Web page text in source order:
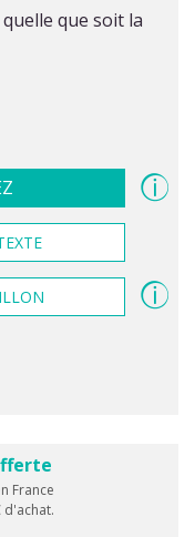
que soit la
France
d'achat.